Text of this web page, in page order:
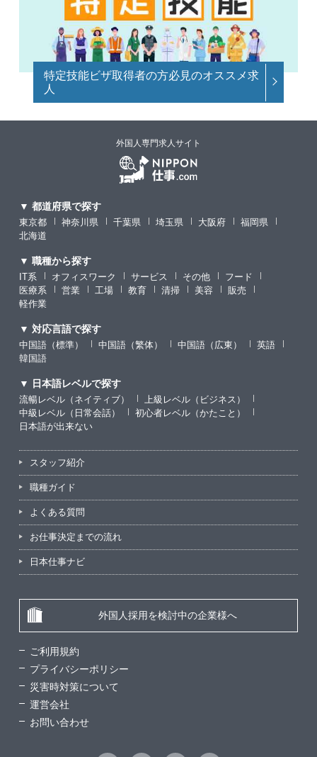
特定技能ビザ取得者の方必見のオススメ求
人
外国人専門求人サイト
▼ 都道府県で探す
東京都 神奈川県 千葉県 埼玉県 大阪府
福岡県
北海道
▼ 職種から探す
IT系 オフィスワーク サービス その他
フード
医療系
営業 工場 教育 清掃 美容
販売
軽作業
▼ 対応言語で探す
中国語（標準） 中国語（繁体） 中国語（広東）
英語
韓国語
▼ 日本語レベルで探す
流暢レベル（ネイティブ）
上級レベル（ビジネス）
中級レベル（日常会話）
初心者レベル（かたこと）
日本語が出来ない
スタッフ紹介
職種ガイド
よくある質問
お仕事決定までの流れ
日本仕事ナビ
外国人採用を検討中の企業様へ
ご利用規約
プライバシーポリシー
災害時対策について
運営会社
お問い合わせ